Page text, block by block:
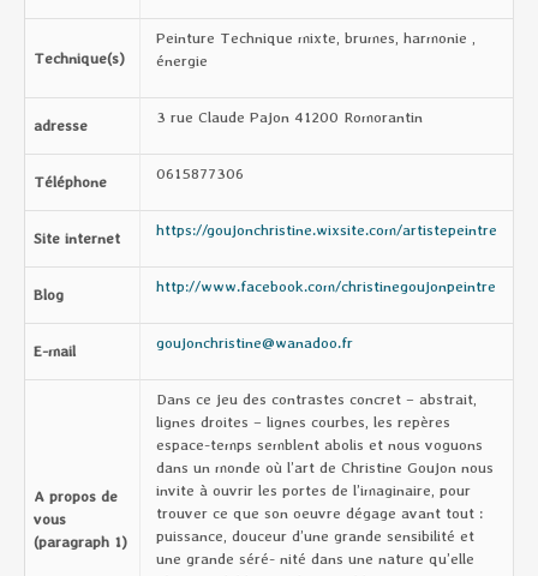
Technique(s)
Peinture Technique mixte, brumes, harmonie ,
énergie
adresse 3 rue Claude Pajon 41200 Romorantin
Téléphone 0615877306
Site internet https://goujonchristine.wixsite.com/artistepeintre
Blog http://www.facebook.com/christinegoujonpeintre
E-mail goujonchristine@wanadoo.fr
A propos de
vous
(paragraph 1)
Dans ce jeu des contrastes concret – abstrait,
lignes droites – lignes courbes, les repères
espace-temps semblent abolis et nous voguons
dans un monde où l’art de Christine Goujon nous
invite à ouvrir les portes de l’imaginaire, pour
trouver ce que son oeuvre dégage avant tout :
puissance, douceur d’une grande sensibilité et
une grande séré- nité dans une nature qu’elle